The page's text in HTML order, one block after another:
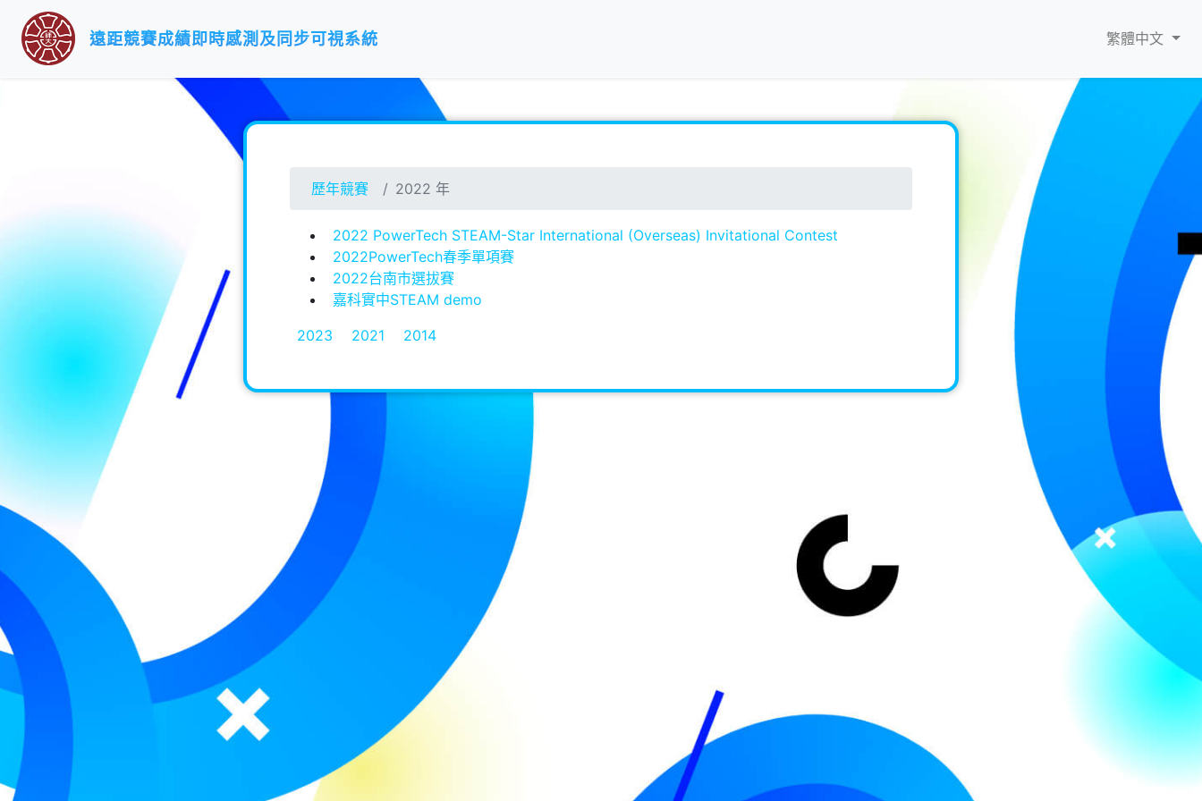
遠距競賽成績即時感測及同步可視系統 繁體中文
歷年競賽 2022 年
2022 PowerTech STEAM-Star International (Overseas) Invitational Contest
2022PowerTech春季單項賽
2022台南市選拔賽
嘉科實中STEAM demo
2023
2021 2014